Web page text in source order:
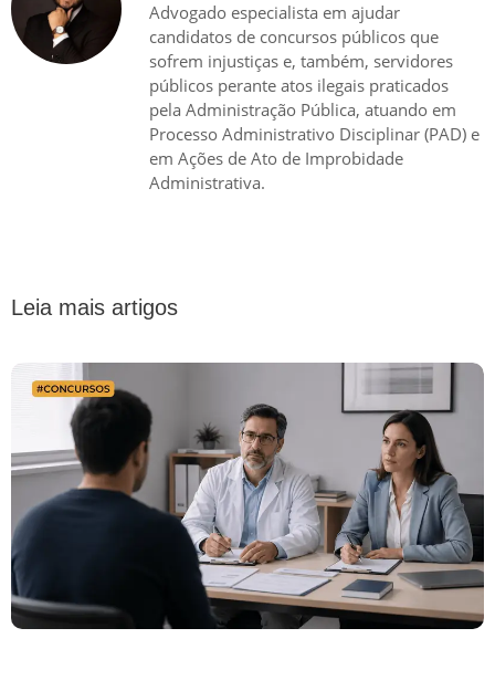
Advogado especialista em ajudar
candidatos de concursos públicos que
sofrem injustiças e, também, servidores
públicos perante atos ilegais praticados
pela Administração Pública, atuando em
Processo Administrativo Disciplinar (PAD) e
em Ações de Ato de Improbidade
Administrativa.
Leia mais artigos